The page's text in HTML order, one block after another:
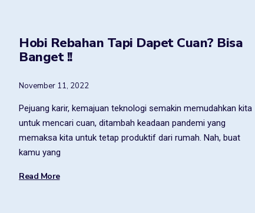
Hobi Rebahan Tapi Dapet Cuan? Bisa
Banget !!
November 11, 2022
Pejuang karir, kemajuan teknologi semakin memudahkan kita
untuk mencari cuan, ditambah keadaan pandemi yang
memaksa kita untuk tetap produktif dari rumah. Nah, buat
kamu yang
Read More